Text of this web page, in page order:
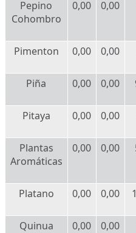
Pepino
Cohombro
0,00 0,00
Pimenton 0,00 0,00
Piña 0,00 0,00
Pitaya 0,00 0,00
Plantas
Aromáticas
0,00 0,00
Platano 0,00 0,00
Quinua 0,00 0,00